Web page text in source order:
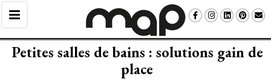
Petites salles de bains : solutions gain de
place